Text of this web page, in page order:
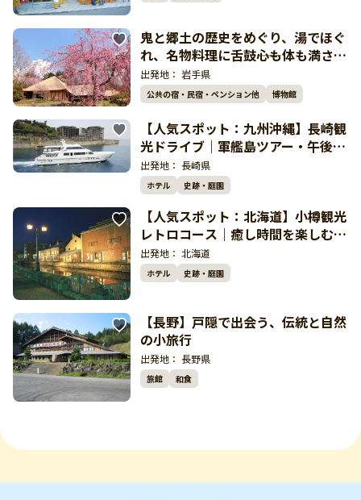
鬼と郷土の歴史をめぐり、湯でほぐ
れ、名物料理に舌鼓――心も体も満され
る、欲ばりドライブコース
出発地： 岩手県
公共の宿・民宿・ペンション他 博物館
【人気スポット：九州沖縄】長崎観
光ドライブ｜軍艦島ツアー・午後は
伊王島リゾート絶景旅
出発地： 長崎県
ホテル 史跡・庭園
【人気スポット：北海道】小樽観光
レトロコース｜癒し時間を楽しむ人
気おでかけドライブ
出発地： 北海道
ホテル 史跡・庭園
【長野】戸隠で出会う、伝統と自然
の小旅行
出発地： 長野県
旅館 和食